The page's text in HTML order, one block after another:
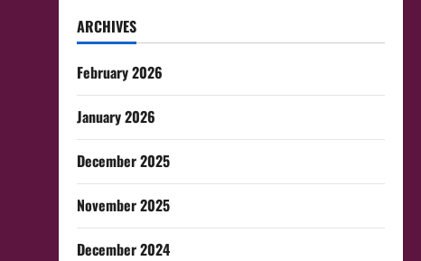
ARCHIVES
February 2026
January 2026
December 2025
November 2025
December 2024